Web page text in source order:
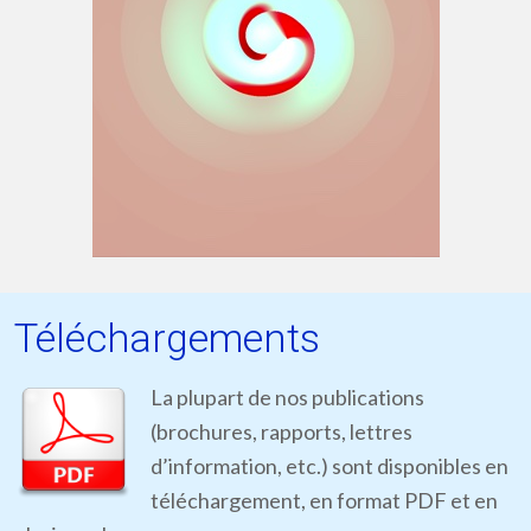
Téléchargements
La plupart de nos publications
(brochures, rapports, lettres
d’information, etc.) sont disponibles en
téléchargement, en format PDF et en